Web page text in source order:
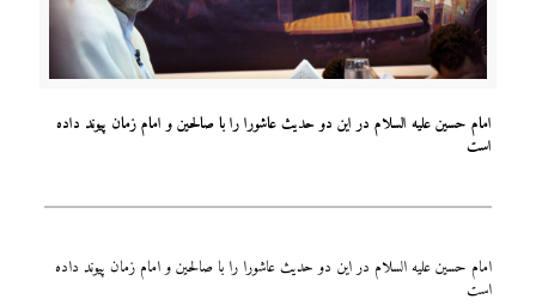
امام حسین علیه السلام در این دو حدیث عاشورا را با صالحین و امام زمان پیوند داده
است
امام حسین علیه السلام در این دو حدیث عاشورا را با صالحین و امام زمان پیوند داده
است